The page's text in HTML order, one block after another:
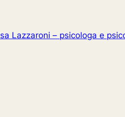
Lazzaroni – psicologa e